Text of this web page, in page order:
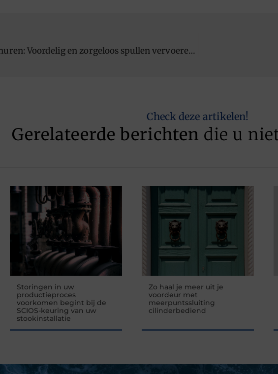
Borgvrij een aanhanger huren: Voordelig en zorgeloos spullen vervoeren. Natuurlijk bij JobCar
Check deze artikelen!
Gerelateerde berichten die u
Storingen in uw
productieproces
voorkomen begint bij de
SCIOS-keuring van uw
stookinstallatie
Zo haal je meer uit je
voordeur met
meerpuntssluiting
cilinderbediend